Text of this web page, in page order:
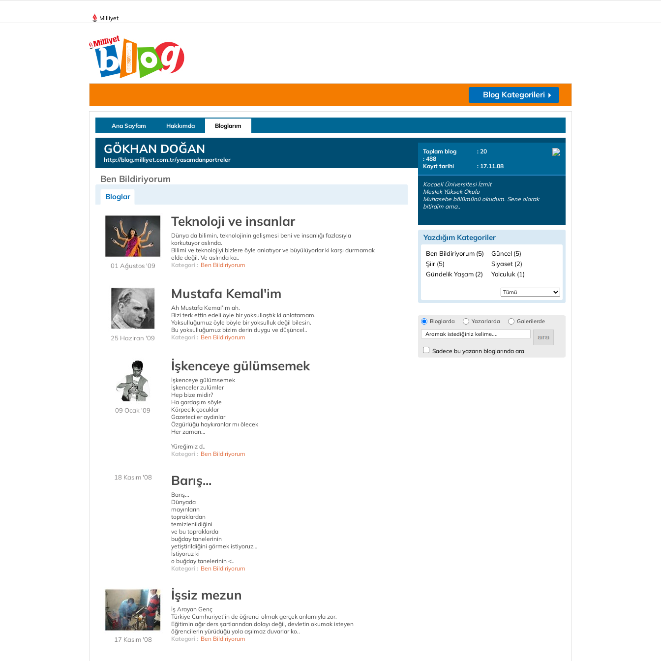
Milliyet
Blog Kategorileri
Ana Sayfam Hakkımda Bloglarım
GÖKHAN DOĞAN
http://blog.milliyet.com.tr/yasamdanportreler
Ben Bildiriyorum
Bloglar
01 Ağustos '09
Teknoloji ve insanlar
Dünya da bilimin, teknolojinin gelişmesi beni ve insanlığı fazlasıyla
korkutuyor aslında.
Bilimi ve teknolojiyi bizlere öyle anlatıyor ve büyülüyorlar ki karşı durmamak
elde değil. Ve aslında ka..
Kategori : Ben Bildiriyorum
25 Haziran '09
Mustafa Kemal'im
Ah Mustafa Kemal’im ah.
Bizi terk ettin edeli öyle bir yoksullaştık ki anlatamam.
Yoksulluğumuz öyle böyle bir yoksulluk değil bilesin.
Bu yoksulluğumuz bizim derin duygu ve düşüncel..
Kategori : Ben Bildiriyorum
09 Ocak '09
İşkenceye gülümsemek
İşkenceye gülümsemek
İşkenceler zulümler
Hep bize midir?
Ha gardaşım söyle
Körpecik çocuklar
Gazeteciler aydınlar
Özgürlüğü haykıranlar mı ölecek
Her zaman…
Yüreğimiz d..
Kategori : Ben Bildiriyorum
18 Kasım '08 Barış...
Barış...
Dünyada
mayınların
topraklardan
temizlenildiğini
ve bu topraklarda
buğday tanelerinin
yetiştirildiğini görmek istiyoruz…
İstiyoruz ki
o buğday tanelerinin <..
Kategori : Ben Bildiriyorum
17 Kasım '08
İşsiz mezun
İş Arayan Genç
Türkiye Cumhuriyet’in de öğrenci olmak gerçek anlamıyla zor.
Eğitimin ağır ders şartlarından dolayı değil, devletin okumak isteyen
öğrencilerin yürüdüğü yola aşılmaz duvarlar ko..
Kategori : Ben Bildiriyorum
Toplam blog
: 20
: 488
Kayıt tarihi
: 17.11.08
Kocaeli Üniversitesi İzmit
Meslek Yüksek Okulu
Muhasebe bölümünü okudum. Sene olarak
bitirdim ama..
Yazdığım Kategoriler
Ben Bildiriyorum (5)
Güncel (5)
Şiir (5)
Siyaset (2)
Gündelik Yaşam (2)
Yolculuk (1)
Bloglarda Yazarlarda Galerilerde
Sadece bu yazarın bloglarında ara